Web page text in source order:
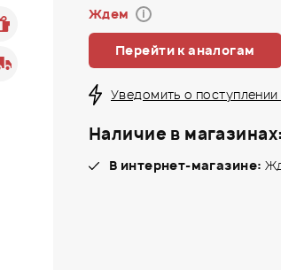
Ждем i
Перейти к аналогам
Уведомить о поступлении
Наличие в магазинах:
В интернет-магазине: